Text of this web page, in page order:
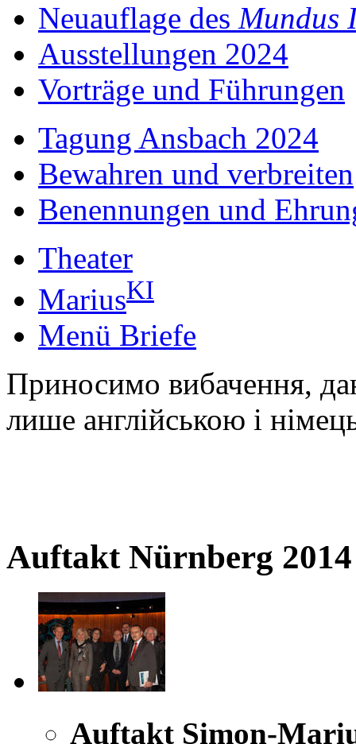
Neuauflage des Mundus
Ausstellungen 2024
Vorträge und Führungen
Tagung Ansbach 2024
Bewahren und verbreiten
Benennungen und
Theater
MariusKI
Menü Briefe
Приносимо вибачення,
лише англійською і
Auftakt Nürnberg 2014
Auftakt Simon-